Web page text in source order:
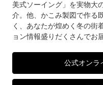
美式ソーイング」を実物大
介。他、かこみ製図で作る
く、あなたが煌めく冬の街
ョン情報盛りだくさんでお
公式オンラ